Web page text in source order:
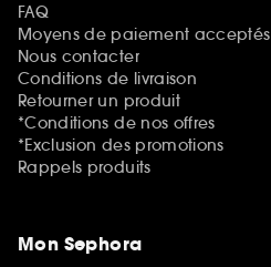
FAQ
Moyens de paiement acceptés
Nous contacter
Conditions de livraison
Retourner un produit
*Conditions de nos offres
*Exclusion des promotions
Rappels produits
Mon Sephora